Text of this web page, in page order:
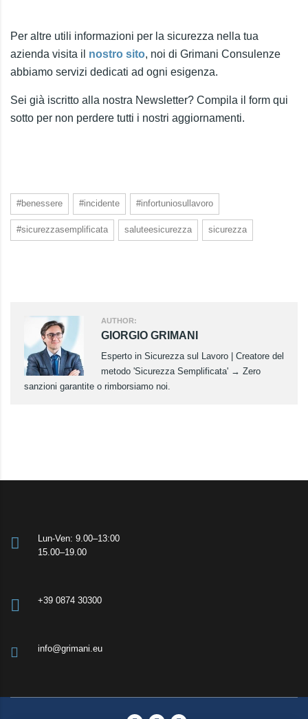
Per altre utili informazioni per la sicurezza nella tua
azienda visita il nostro sito, noi di Grimani Consulenze
abbiamo servizi dedicati ad ogni esigenza.
Sei già iscritto alla nostra Newsletter? Compila il form qui
sotto per non perdere tutti i nostri aggiornamenti.
#benessere #incidente #infortuniosullavoro
#sicurezzasemplificata saluteesicurezza sicurezza
AUTHOR:
GIORGIO GRIMANI
Esperto in Sicurezza sul Lavoro | Creatore del
metodo 'Sicurezza Semplificata' → Zero
sanzioni garantite o rimborsiamo noi.
Lun-Ven: 9.00–13:00
15.00–19.00
+39 0874 30300
info@grimani.eu